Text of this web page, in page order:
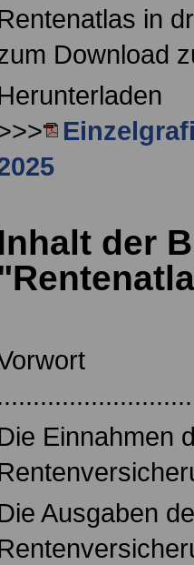
in
Download
der
Einnahmen
Ausgaben